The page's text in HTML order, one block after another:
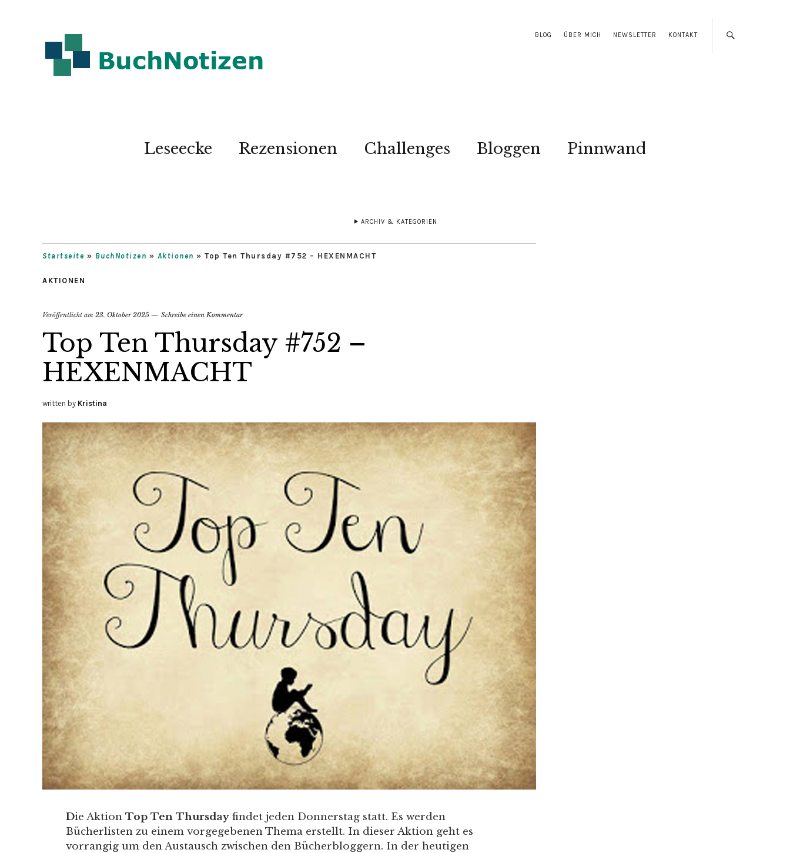
BLOG ÜBER MICH NEWSLETTER KONTAKT
Leseecke Rezensionen Challenges Bloggen Pinnwand
ARCHIV & KATEGORIEN
Startseite » BuchNotizen » Aktionen » Top Ten Thursday #752 – HEXENMACHT
AKTIONEN
Veröffentlicht am 23. Oktober 2025 Schreibe einen Kommentar
Top Ten Thursday #752 –
HEXENMACHT
written by Kristina
Die Aktion Top Ten Thursday findet jeden Donnerstag statt. Es werden
Bücherlisten zu einem vorgegebenen Thema erstellt. In dieser Aktion geht es
vorrangig um den Austausch zwischen den Bücherbloggern. In der heutigen